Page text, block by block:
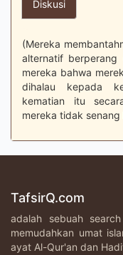
Diskusi
(Mereka
alternatif berperang
mereka bahwa
dihalau kepada
kematian itu
mereka tidak
TafsirQ.com
adalah sebuah
memudahkan umat
ayat Al-Qur'an dan